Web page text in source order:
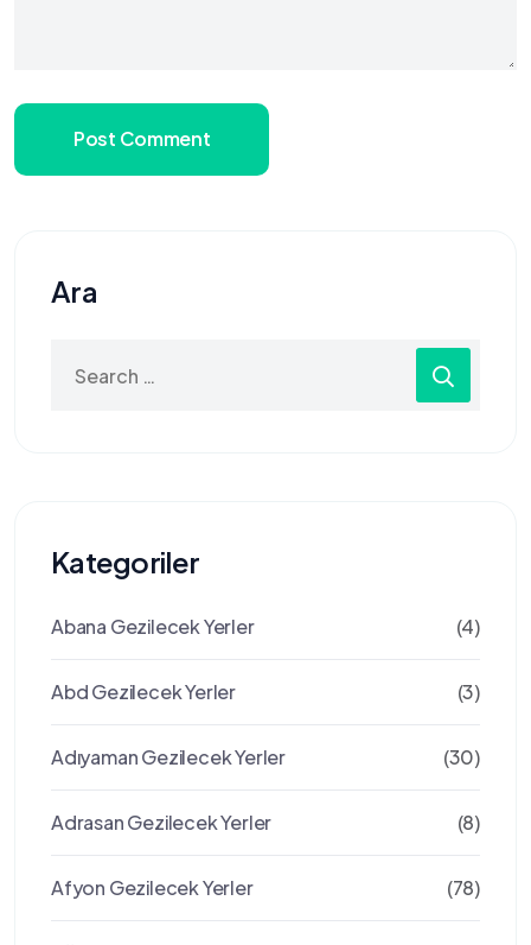
Post Comment
Ara
for:
Kategoriler
Abana Gezilecek Yerler (4)
Abd Gezilecek Yerler (3)
Adıyaman Gezilecek Yerler (30)
Adrasan Gezilecek Yerler (8)
Afyon Gezilecek Yerler (78)